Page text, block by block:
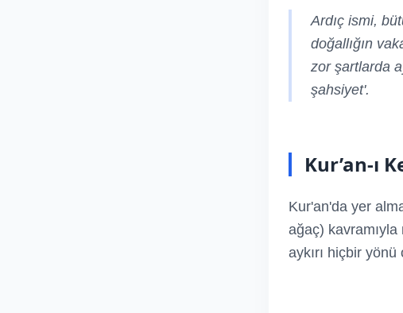
Ardıç ismi,
doğallığın
zor şartlarda
şahsiyet'.
Kur’an-ı
Kur'an'da yer
ağaç)
aykırı hiçbir